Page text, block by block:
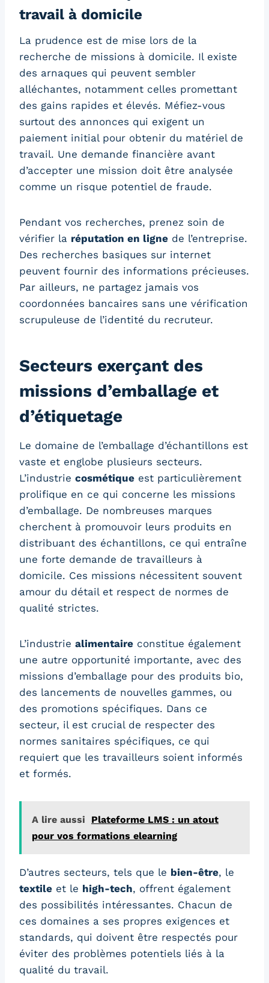
travail à domicile
La prudence est de mise lors de la
recherche de missions à domicile. Il existe
des arnaques qui peuvent sembler
alléchantes, notamment celles promettant
des gains rapides et élevés. Méfiez-vous
surtout des annonces qui exigent un
paiement initial pour obtenir du matériel de
travail. Une demande financière avant
d’accepter une mission doit être analysée
comme un risque potentiel de fraude.
Pendant vos recherches, prenez soin de
vérifier la réputation en ligne de l’entreprise.
Des recherches basiques sur internet
peuvent fournir des informations précieuses.
Par ailleurs, ne partagez jamais vos
coordonnées bancaires sans une vérification
scrupuleuse de l’identité du recruteur.
Secteurs exerçant des
missions d’emballage et
d’étiquetage
Le domaine de l’emballage d’échantillons est
vaste et englobe plusieurs secteurs.
L’industrie cosmétique est particulièrement
prolifique en ce qui concerne les missions
d’emballage. De nombreuses marques
cherchent à promouvoir leurs produits en
distribuant des échantillons, ce qui entraîne
une forte demande de travailleurs à
domicile. Ces missions nécessitent souvent
amour du détail et respect de normes de
qualité strictes.
L’industrie alimentaire constitue également
une autre opportunité importante, avec des
missions d’emballage pour des produits bio,
des lancements de nouvelles gammes, ou
des promotions spécifiques. Dans ce
secteur, il est crucial de respecter des
normes sanitaires spécifiques, ce qui
requiert que les travailleurs soient informés
et formés.
A lire aussi
Plateforme LMS : un atout
pour vos formations elearning
D’autres secteurs, tels que le bien-être, le
textile et le high-tech, offrent également
des possibilités intéressantes. Chacun de
ces domaines a ses propres exigences et
standards, qui doivent être respectés pour
éviter des problèmes potentiels liés à la
qualité du travail.